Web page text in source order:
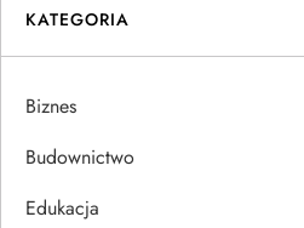
g
a
c
KATEGORIA
Biznes
Budownictwo
Edukacja